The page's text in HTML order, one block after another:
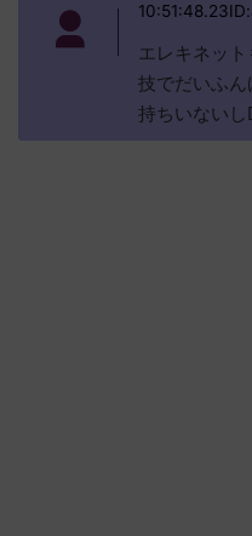
エレキネッ
技でだいふ
持ちいない